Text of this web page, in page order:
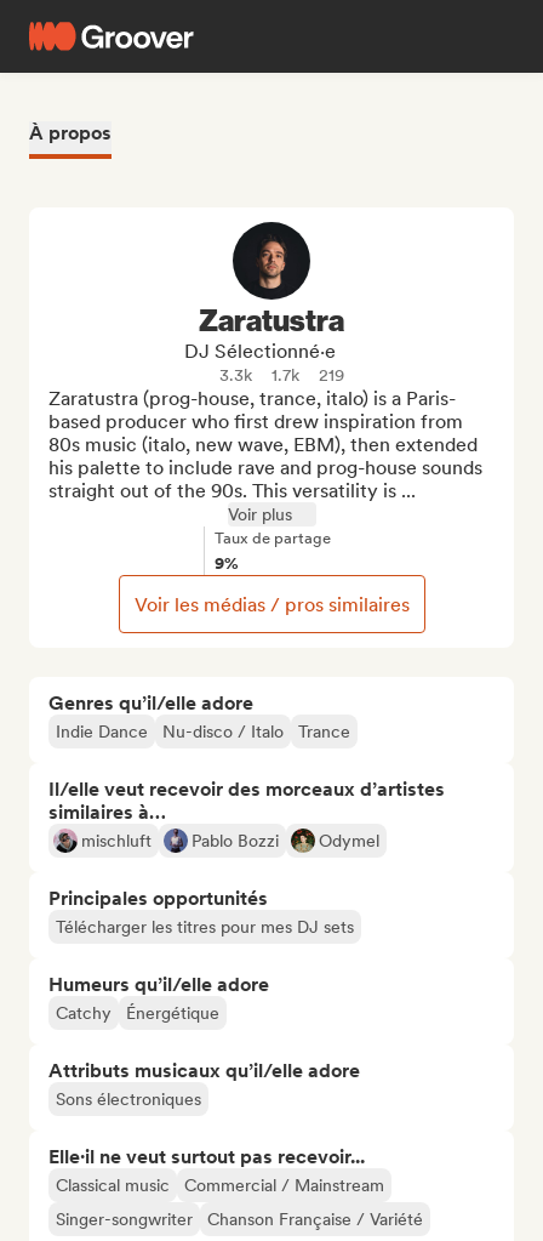
À propos
Genres qu’il/elle adore
Indie Dance Nu-disco / Italo Trance
Il/elle veut recevoir des morceaux d’artistes
similaires à…
mischluft Pablo Bozzi Odymel
Principales opportunités
Télécharger les titres pour mes DJ sets
Humeurs qu’il/elle adore
Catchy Énergétique
Attributs musicaux qu’il/elle adore
Sons électroniques
Elle·il ne veut surtout pas recevoir...
Classical music
Commercial / Mainstream
Singer-songwriter
Chanson Française / Variété
Zaratustra
DJ Sélectionné·e
3.3k 1.7k 219
Zaratustra (prog-house, trance, italo) is a Paris-
based producer who first drew inspiration from
80s music (italo, new wave, EBM), then extended
his palette to include rave and prog-house sounds
straight out of the 90s. This versatility is ...
Voir plus
Taux de partage
9%
Voir les médias / pros similaires